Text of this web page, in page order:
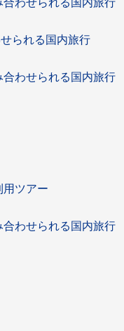
わせられる国内旅行
られる国内旅行
わせられる国内旅行
用ツアー
わせられる国内旅行